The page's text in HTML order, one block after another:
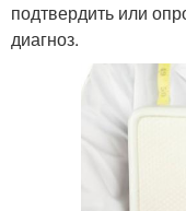
подтвердить или
диагноз.